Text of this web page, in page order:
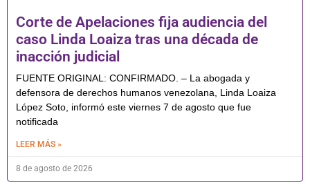
Corte de Apelaciones fija audiencia del
caso Linda Loaiza tras una década de
inacción judicial
FUENTE ORIGINAL: CONFIRMADO. – La abogada y
defensora de derechos humanos venezolana, Linda Loaiza
López Soto, informó este viernes 7 de agosto que fue
notificada
LEER MÁS »
8 de agosto de 2026